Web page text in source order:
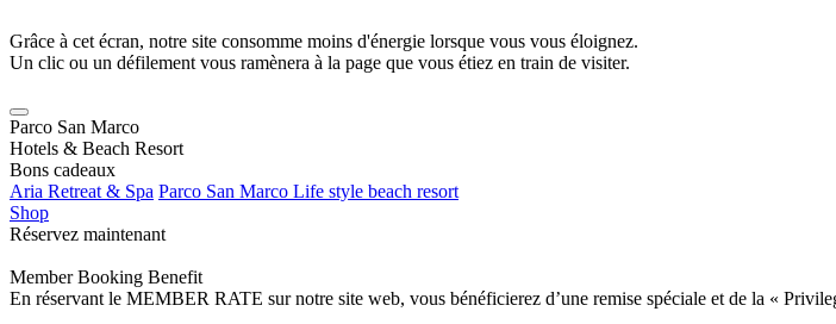
Grâce à cet écran, notre site consomme moins d'énergie lorsque vous vous éloignez.
Un clic ou un défilement vous ramènera à la page que vous étiez en train de visiter.
Parco San Marco
Hotels & Beach Resort
Bons cadeaux
Aria Retreat & Spa Parco San Marco Life style beach resort
Shop
Réservez maintenant
Member Booking Benefit
En réservant le MEMBER RATE sur notre site web, vous bénéficierez d’une remise spéciale et de la «